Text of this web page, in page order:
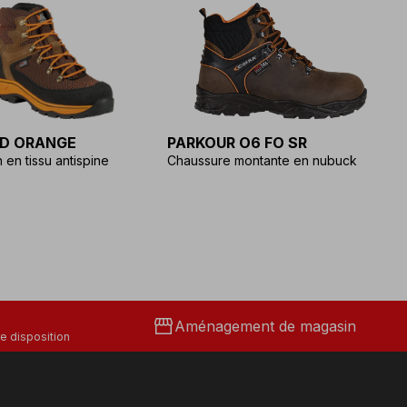
ORANGE
en tissu antispine
PARKOUR O6 FO SR
Chaussure montante en nubuck
disposition storefrontAménagement de magasin